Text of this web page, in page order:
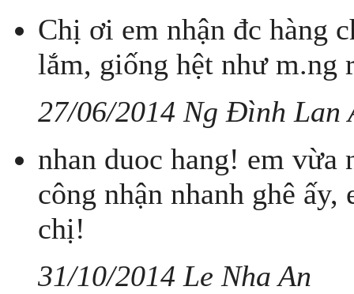
Chị ơi em nhận đc hàng
lắm, giống hệt như m.ng
27/06/2014 Ng Đình Lan
nhan duoc hang! em
công nhận nhanh ghê
chị!
31/10/2014 Le Nha An